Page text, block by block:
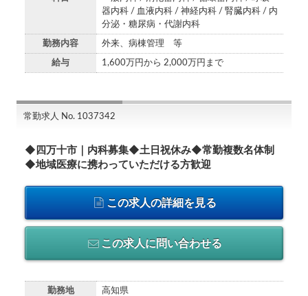
器内科 / 血液内科 / 神経内科 / 腎臓内科 / 内
分泌・糖尿病・代謝内科
勤務内容 外来、病棟管理 等
給与 1,600万円から 2,000万円まで
常勤求人 No. 1037342
◆四万十市｜内科募集◆土日祝休み◆常勤複数名体制
◆地域医療に携わっていただける方歓迎
この求人の詳細を見る
この求人に問い合わせる
勤務地 高知県